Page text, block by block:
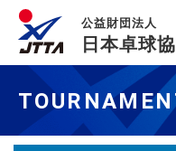
公益財団法人
日本卓球